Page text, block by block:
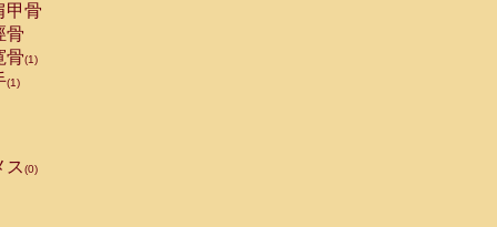
甲骨
骨
骨(1)
(1)
ス(0)